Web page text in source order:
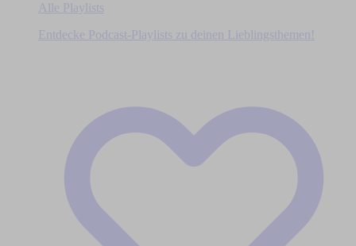
Alle Playlists
Entdecke Podcast-Playlists zu deinen Lieblingsthemen!